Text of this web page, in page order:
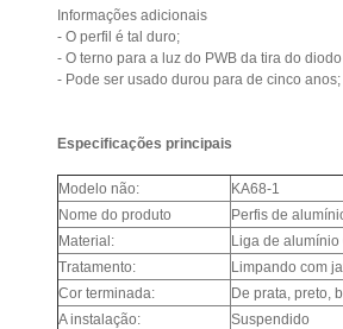
Informações adicionais
- O perfil é tal duro;
- O terno para a luz do PWB da tira do
- Pode ser usado durou para de cinco anos;
Especificações principais
Modelo não:
KA68-1
Nome do produto
Perfis de
Material:
Liga de alumínio
Tratamento:
Limpando com
Cor terminada:
De prata, preto,
A instalação:
Suspendido